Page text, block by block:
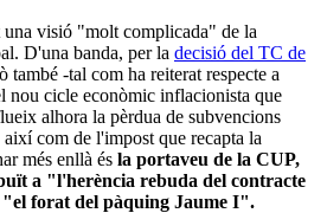
visió "molt complicada" de la
D'una banda, per la decisió del TC de
també -tal com ha reiterat respecte a
nou cicle econòmic inflacionista que
alhora la pèrdua de subvencions
com de l'impost que recapta la
més enllà és la portaveu de la CUP,
a "l'herència rebuda del contracte
forat del pàquing Jaume I".